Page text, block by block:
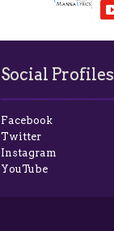
Social Profiles
Facebook
Twitter
Instagram
YouTube